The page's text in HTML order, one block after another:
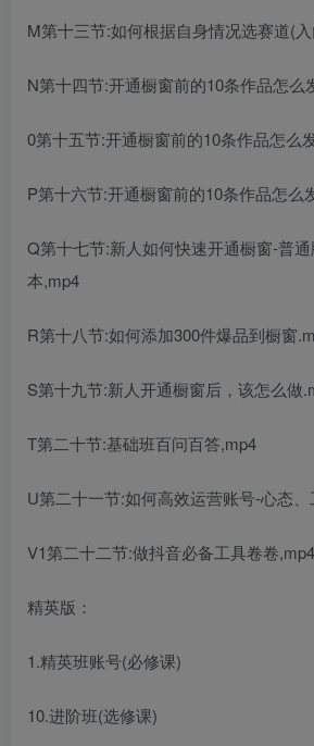
M第十三节:如何根据自身情况选赛道(
N第十四节:开通橱窗前的10条作品怎么
0第十五节:开通橱窗前的10条作品怎么
P第十六节:开通橱窗前的10条作品怎么
Q第十七节:新人如何快速开通橱窗-普
本,mp4
R第十八节:如何添加300件爆品到橱窗
S第十九节:新人开通橱窗后，该怎么做
T第二十节:基础班百问百答,mp4
U第二十一节:如何高效运营账号-心态
V1第二十二节:做抖音必备工具卷卷,mp4
精英版：
1.精英班账号(必修课)
10.进阶班(选修课)